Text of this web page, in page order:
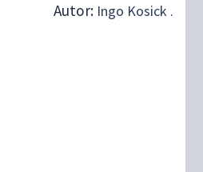
Autor: Ingo Kosick .